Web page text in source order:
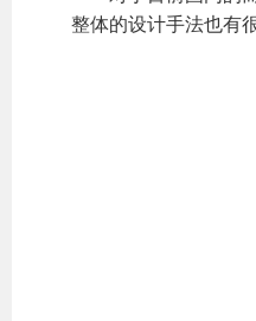
整体的设计手法也有